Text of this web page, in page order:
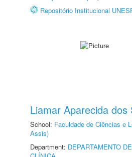
Repositório Institucional
Liamar Aparecida dos
School: Faculdade de Ciências e
Assis)
Department: DEPARTAMENTO